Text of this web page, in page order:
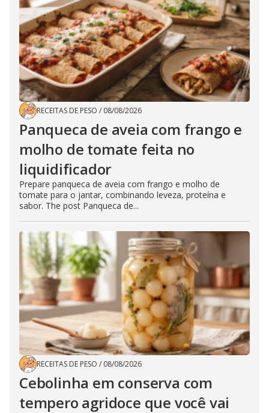
RECEITAS DE PESO / 08/08/2026
Panqueca de aveia com frango e
molho de tomate feita no
liquidificador
Prepare panqueca de aveia com frango e molho de
tomate para o jantar, combinando leveza, proteína e
sabor. The post Panqueca de...
RECEITAS DE PESO / 08/08/2026
Cebolinha em conserva com
tempero agridoce que você vai